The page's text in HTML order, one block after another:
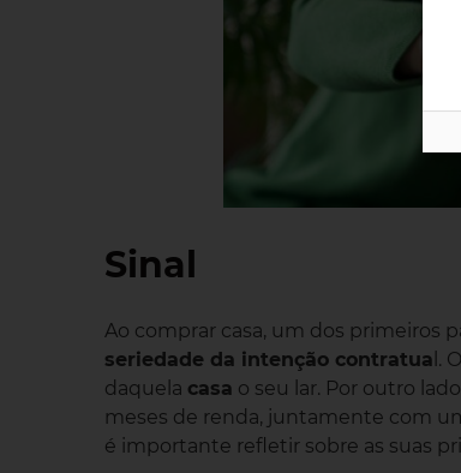
Sinal
Ao comprar casa, um dos primeiros
seriedade da intenção contratua l.
daquela casa o seu lar. Por outro
meses de renda, juntamente com
é importante refletir sobre as suas